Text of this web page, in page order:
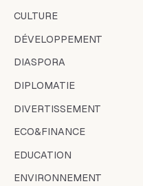
CULTURE
DÉVELOPPEMENT
DIASPORA
DIPLOMATIE
DIVERTISSEMENT
ECO&FINANCE
EDUCATION
ENVIRONNEMENT